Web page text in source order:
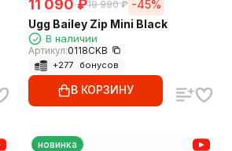
11 090 ₽19 990 ₽ -45%
Ugg Bailey Zip Mini Black
В наличии
Артикул:0118CKB
+277 бонусов
В КОРЗИНУ
новинка